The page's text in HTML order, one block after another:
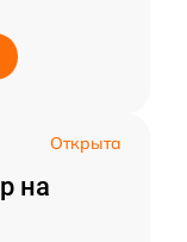
Открыта
на